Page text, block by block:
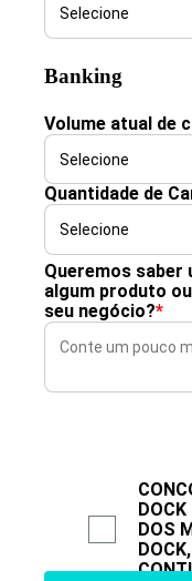
Banking
Volume atual de
Quantidade de
Queremos saber
algum produto
seu negócio?*
DOS